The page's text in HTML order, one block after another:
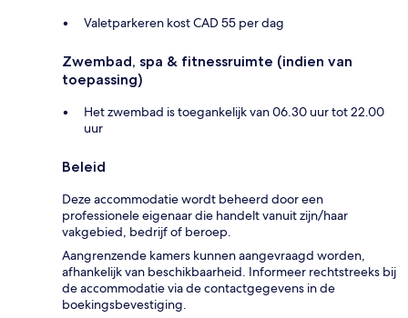
Valetparkeren kost CAD 55 per dag
Zwembad, spa & fitnessruimte (indien van
toepassing)
Het zwembad is toegankelijk van 06.30 uur tot 22.00
uur
Beleid
Deze accommodatie wordt beheerd door een
professionele eigenaar die handelt vanuit zijn/haar
vakgebied, bedrijf of beroep.
Aangrenzende kamers kunnen aangevraagd worden,
afhankelijk van beschikbaarheid. Informeer rechtstreeks bij
de accommodatie via de contactgegevens in de
boekingsbevestiging.